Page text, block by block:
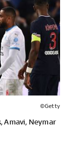
©Getty
Amavi, Neymar